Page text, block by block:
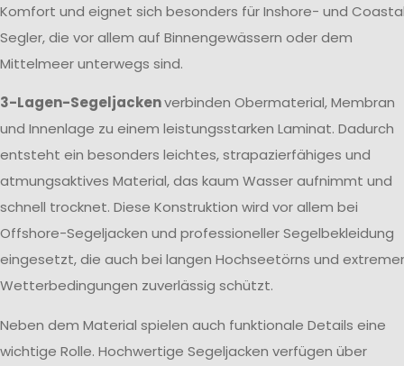
Komfort und eignet sich besonders für Inshore- und
Segler, die vor allem auf Binnengewässern oder dem
Mittelmeer unterwegs sind.
3-Lagen-Segeljackenverbinden Obermaterial, Membran
und Innenlage zu einem leistungsstarken Laminat. Dadurch
entsteht ein besonders leichtes, strapazierfähiges und
atmungsaktives Material, das kaum Wasser aufnimmt und
schnell trocknet. Diese Konstruktion wird vor allem bei
Offshore-Segeljacken und professioneller Segelbekleidung
eingesetzt, die auch bei langen Hochseetörns und
Wetterbedingungen zuverlässig schützt.
Neben dem Material spielen auch funktionale Details eine
wichtige Rolle. Hochwertige Segeljacken verfügen über